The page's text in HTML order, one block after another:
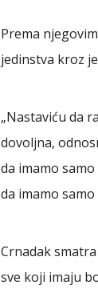
Prema
jedinstva kroz
„Nastaviću da
dovoljna,
da imamo
da imamo
Crnadak
sve koji imaju